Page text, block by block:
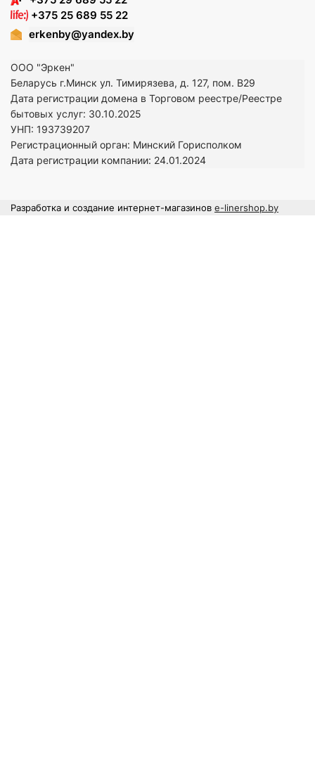
+375 25 689 55 22
erkenby@yandex.by
ООО "Эркен"
Беларусь г.Минск ул. Тимирязева, д. 127, пом. В29
Дата регистрации домена в Торговом реестре/Реестре
бытовых услуг: 30.10.2025
УНП: 193739207
Регистрационный орган: Минский Горисполком
Дата регистрации компании: 24.01.2024
Разработка и создание интернет-магазинов e-linershop.by